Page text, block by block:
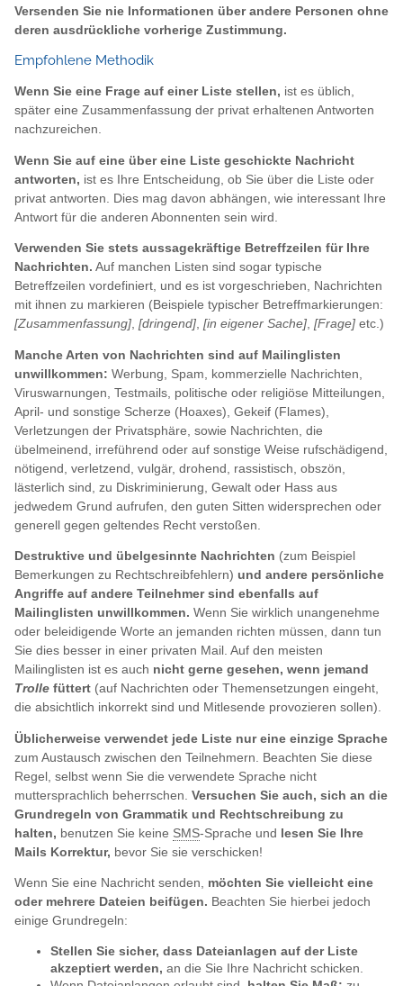
Versenden Sie nie Informationen über andere Personen ohne
deren ausdrückliche vorherige Zustimmung.
Empfohlene Methodik
Wenn Sie eine Frage auf einer Liste stellen, ist es üblich,
später eine Zusammenfassung der privat erhaltenen Antworten
nachzureichen.
Wenn Sie auf eine über eine Liste geschickte Nachricht
antworten, ist es Ihre Entscheidung, ob Sie über die Liste oder
privat antworten. Dies mag davon abhängen, wie interessant Ihre
Antwort für die anderen Abonnenten sein wird.
Verwenden Sie stets aussagekräftige Betreffzeilen für Ihre
Nachrichten. Auf manchen Listen sind sogar typische
Betreffzeilen vordefiniert, und es ist vorgeschrieben, Nachrichten
mit ihnen zu markieren (Beispiele typischer Betreffmarkierungen:
[Zusammenfassung], [dringend], [in eigener Sache], [Frage] etc.)
Manche Arten von Nachrichten sind auf Mailinglisten
unwillkommen: Werbung, Spam, kommerzielle Nachrichten,
Viruswarnungen, Testmails, politische oder religiöse Mitteilungen,
April- und sonstige Scherze (Hoaxes), Gekeif (Flames),
Verletzungen der Privatsphäre, sowie Nachrichten, die
übelmeinend, irreführend oder auf sonstige Weise rufschädigend,
nötigend, verletzend, vulgär, drohend, rassistisch, obszön,
lästerlich sind, zu Diskriminierung, Gewalt oder Hass aus
jedwedem Grund aufrufen, den guten Sitten widersprechen oder
generell gegen geltendes Recht verstoßen.
Destruktive und übelgesinnte Nachrichten (zum Beispiel
Bemerkungen zu Rechtschreibfehlern) und andere persönliche
Angriffe auf andere Teilnehmer sind ebenfalls auf
Mailinglisten unwillkommen. Wenn Sie wirklich unangenehme
oder beleidigende Worte an jemanden richten müssen, dann tun
Sie dies besser in einer privaten Mail. Auf den meisten
Mailinglisten ist es auch nicht gerne gesehen, wenn jemand
Trolle füttert (auf Nachrichten oder Themensetzungen eingeht,
die absichtlich inkorrekt sind und Mitlesende provozieren sollen).
Üblicherweise verwendet jede Liste nur eine einzige Sprache
zum Austausch zwischen den Teilnehmern. Beachten Sie diese
Regel, selbst wenn Sie die verwendete Sprache nicht
muttersprachlich beherrschen. Versuchen Sie auch, sich an die
Grundregeln von Grammatik und Rechtschreibung zu
halten, benutzen Sie keine SMS-Sprache und
lesen Sie Ihre
Mails Korrektur, bevor Sie sie verschicken!
Wenn Sie eine Nachricht senden, möchten Sie vielleicht eine
oder mehrere Dateien beifügen. Beachten Sie hierbei jedoch
einige Grundregeln:
Stellen Sie sicher, dass Dateianlagen auf der Liste
akzeptiert werden, an die Sie Ihre Nachricht schicken.